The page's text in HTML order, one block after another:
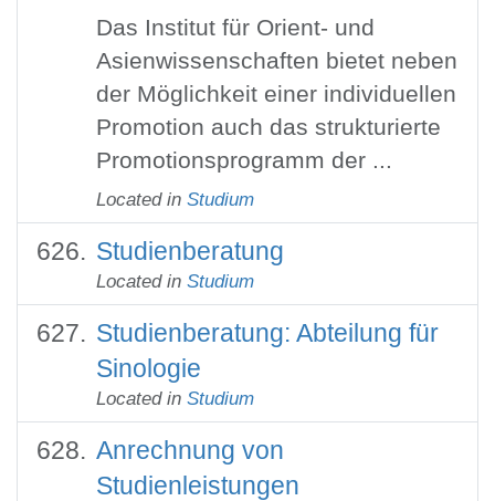
Das Institut für Orient- und
Asienwissenschaften bietet neben
der Möglichkeit einer individuellen
Promotion auch das strukturierte
Promotionsprogramm der ...
Located in Studium
Studienberatung
Located in Studium
Studienberatung: Abteilung für
Sinologie
Located in Studium
Anrechnung von
Studienleistungen